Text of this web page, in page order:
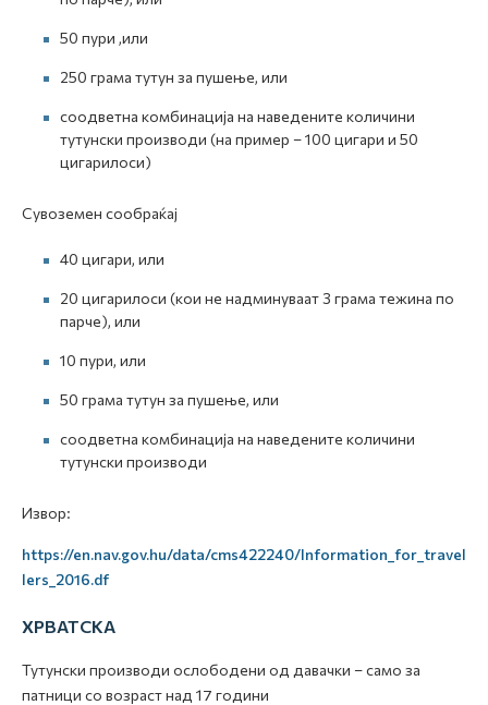
50 пури ,или
250 грама тутун за пушење, или
соодветна комбинација на наведените количини
тутунски производи (на пример – 100 цигари и 50
цигарилоси)
Сувоземен сообраќај
40 цигари, или
20 цигарилоси (кои не надминуваат 3 грама тежина по
парче), или
10 пури, или
50 грама тутун за пушење, или
соодветна комбинација на наведените количини
тутунски производи
Извор:
https://en.nav.gov.hu/data/cms422240/Information_for_travel
lers_2016.df
ХРВАТСКА
Тутунски производи ослободени од давачки – само за
патници со возраст над 17 години